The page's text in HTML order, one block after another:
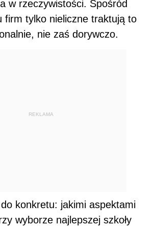
w rzeczywistości. Spośród
firm tylko nieliczne traktują to
nie zaś dorywczo.
REKLAMA
konkretu: jakimi aspektami
wyborze najlepszej szkoły